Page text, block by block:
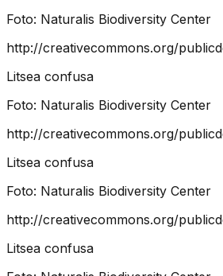
Foto: Naturalis Biodiversity Center
http://creativecommons.org/
Litsea confusa
Foto: Naturalis Biodiversity Center
http://creativecommons.org/
Litsea confusa
Foto: Naturalis Biodiversity Center
http://creativecommons.org/
Litsea confusa